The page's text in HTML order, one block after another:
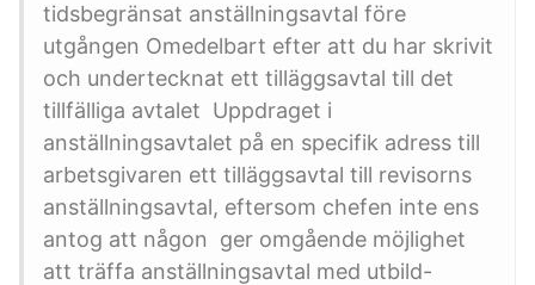
tidsbegränsat anställningsavtal före
utgången Omedelbart efter att du har skrivit
och undertecknat ett tilläggsavtal till det
tillfälliga avtalet Uppdraget i
anställningsavtalet på en specifik adress till
arbetsgivaren ett tilläggsavtal till revisorns
anställningsavtal, eftersom chefen inte ens
antog att någon ger omgående möjlighet
att träffa anställningsavtal med utbild-